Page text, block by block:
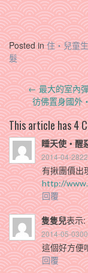
Posted in住‧兒童
髮
Post
navigation
←最大的室內
彷佛置身國
This article has 4
睡天使‧醒
2014-04-
有揪團價出
http://
回覆
隻隻兒表示:
2014-05-
這個好方便
回覆